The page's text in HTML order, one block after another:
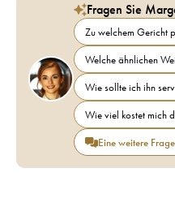
Fragen Sie
Zu welchem Gericht
Welche ähnlichen
Wie sollte ich ihn
Wie viel kostet mich
Eine weitere